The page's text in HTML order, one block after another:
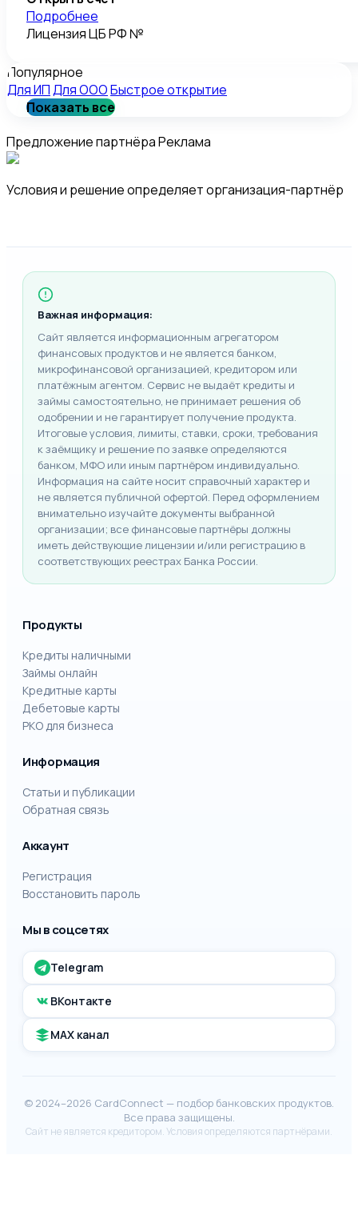
Подробнее
Лицензия ЦБ РФ №
Популярное
Для ИПДля ОООБыстрое открытие
Показать все
Предложение партнёраРеклама
Условия и решение определяет организация-партнёр
Важная информация:
Сайт является информационным агрегатором
финансовых продуктов и не является банком,
микрофинансовой организацией, кредитором или
платёжным агентом. Сервис не выдаёт кредиты и
займы самостоятельно, не принимает решения об
одобрении и не гарантирует получение продукта.
Итоговые условия, лимиты, ставки, сроки, требования
к заёмщику и решение по заявке определяются
банком, МФО или иным партнёром индивидуально.
Информация на сайте носит справочный характер и
не является публичной офертой. Перед оформлением
внимательно изучайте документы выбранной
организации; все финансовые партнёры должны
иметь действующие лицензии и/или регистрацию в
соответствующих реестрах Банка России.
Продукты
Кредиты наличными
Займы онлайн
Кредитные карты
Дебетовые карты
РКО для бизнеса
Информация
Статьи и публикации
Обратная связь
Аккаунт
Регистрация
Восстановить пароль
Мы в соцсетях
Telegram
ВКонтакте
MAX канал
© 2024–2026 CardConnect — подбор банковских продуктов.
Все права защищены.
Сайт не является кредитором. Условия определяются партнёрами.